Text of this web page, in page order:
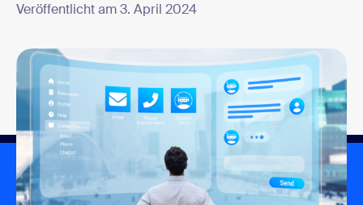
Veröffentlicht am 3. April 2024